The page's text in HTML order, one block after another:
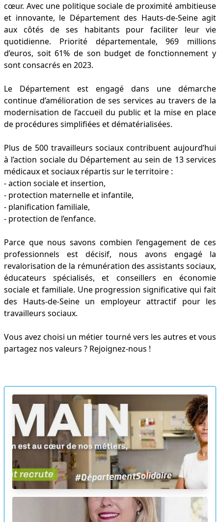
cœur. Avec une politique sociale de proximité ambitieuse
et innovante, le Département des Hauts-de-Seine agit
aux côtés de ses habitants pour faciliter leur vie
quotidienne. Priorité départementale, 969 millions
d’euros, soit 61% de son budget de fonctionnement y
sont consacrés en 2023.
Le Département est engagé dans une démarche
continue d’amélioration de ses services au travers de la
modernisation de l’accueil du public et la mise en place
de procédures simplifiées et dématérialisées.
Plus de 500 travailleurs sociaux contribuent aujourd’hui
à l’action sociale du Département au sein de 13 services
médicaux et sociaux répartis sur le territoire :
- action sociale et insertion,
- protection maternelle et infantile,
- planification familiale,
- protection de l’enfance.
Parce que nous savons combien l’engagement de ces
professionnels est décisif, nous avons engagé la
revalorisation de la rémunération des assistants sociaux,
éducateurs spécialisés, et conseillers en économie
sociale et familiale. Une progression significative qui fait
des Hauts-de-Seine un employeur attractif pour les
travailleurs sociaux.
Vous avez choisi un métier tourné vers les autres et vous
partagez nos valeurs ? Rejoignez-nous !